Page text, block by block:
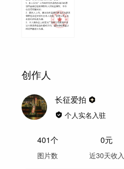
创作人
长征爱拍
个人实名入驻
401个
图片数
0元
近30天收入